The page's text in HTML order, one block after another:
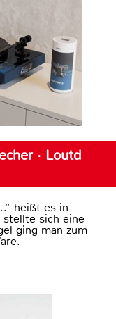
· Loutd
heißt es in
stellte sich eine
ging man zum